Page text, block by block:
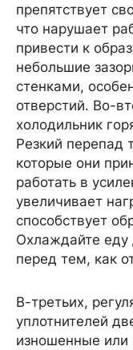
препятствует
что нарушает
привести к
небольшие
стенками,
отверстий. Во-
холодильник
Резкий перепад
которые они
работать в
увеличивает
способствует
Охлаждайте еду
перед тем, как
В-третьих,
уплотнителей
изношенные или